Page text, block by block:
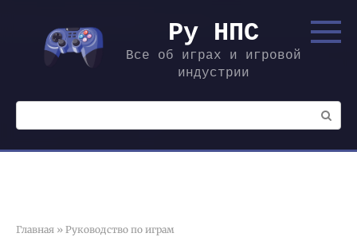
контенту
Ру НПС
Все об играх и игровой
индустрии
Поиск:
Главная » Руководство по играм